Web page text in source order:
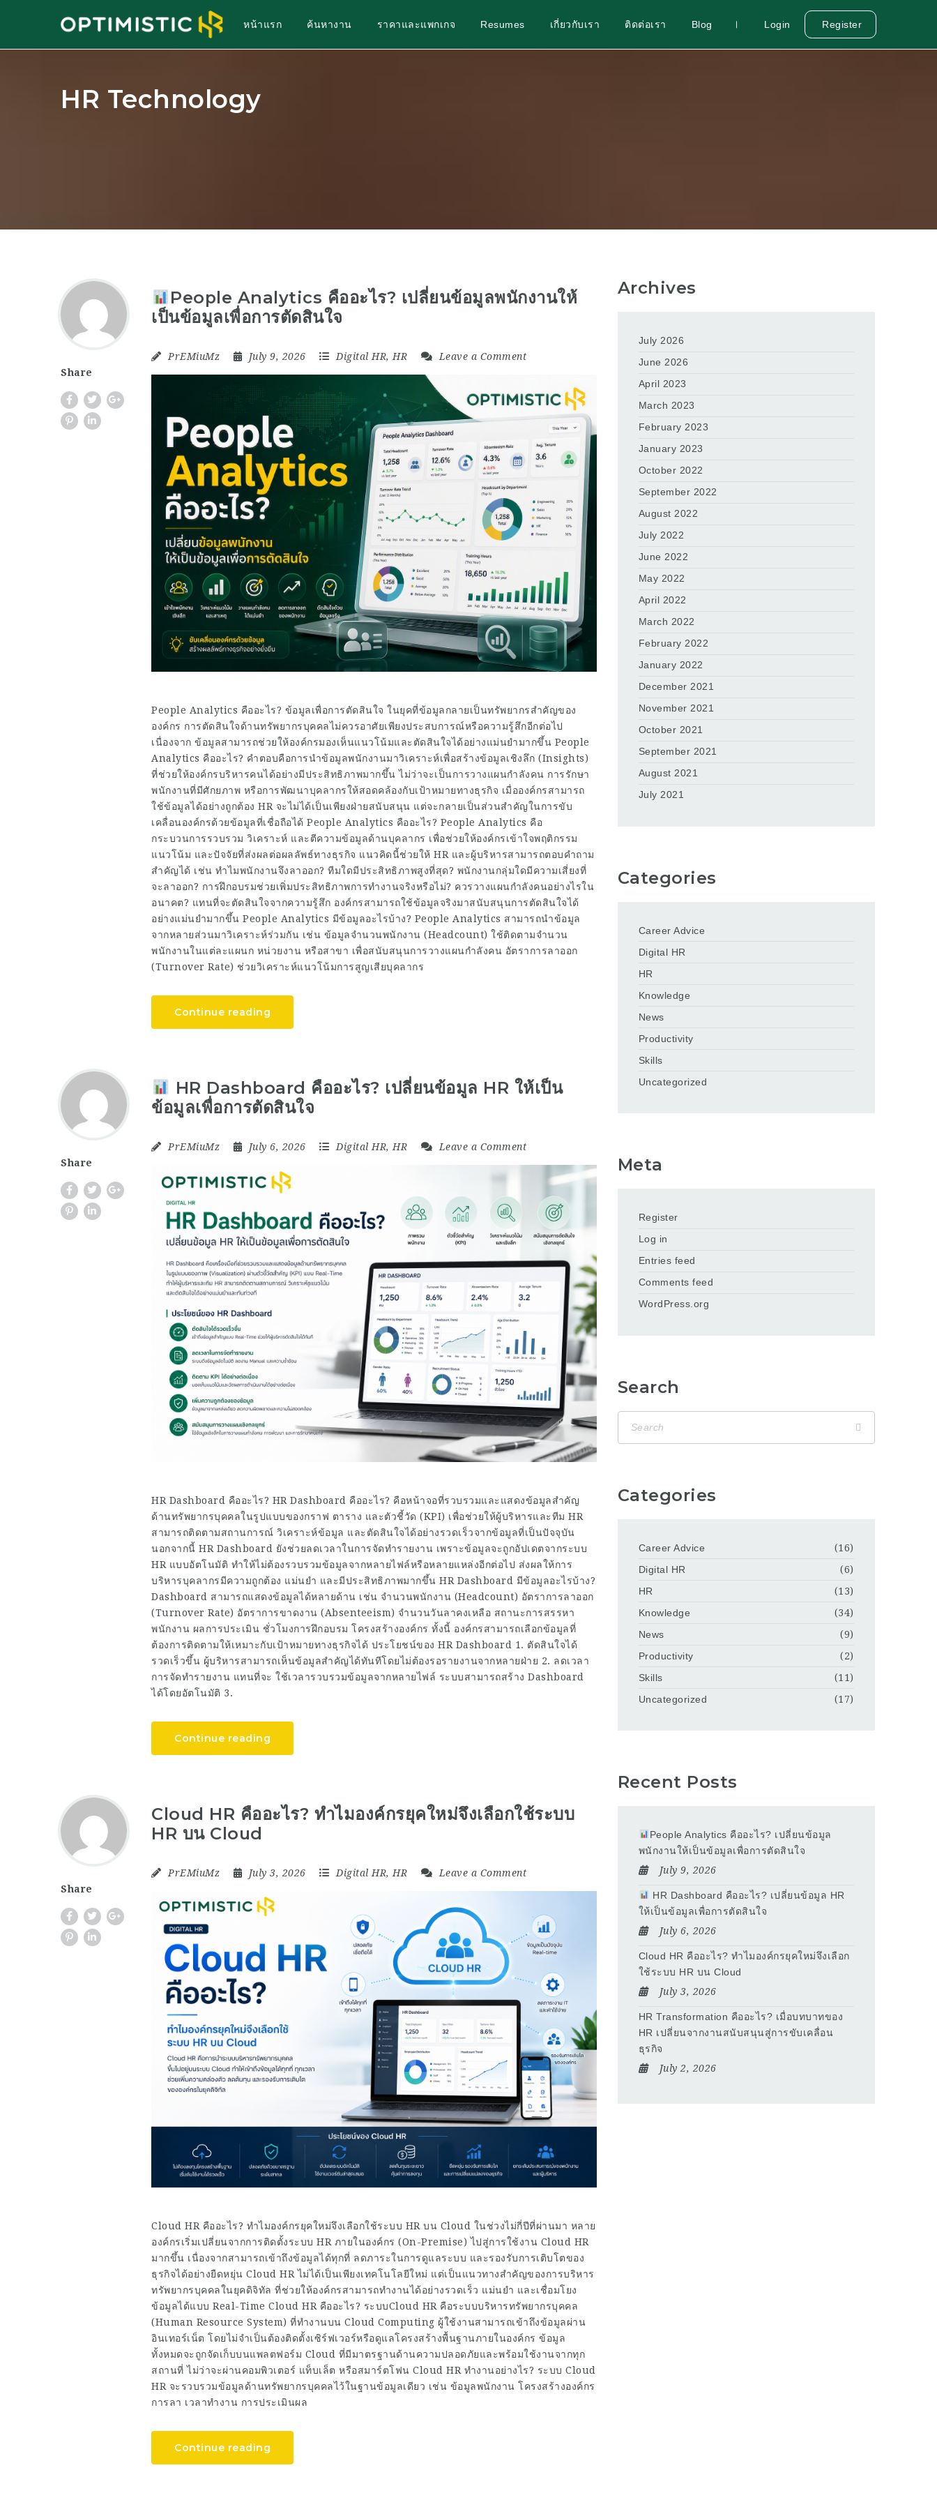
หน้าแรก ค้นหางาน ราคาและแพกเกจ Resumes เกี่ยวกับเรา ติดต่อเรา Blog Login Register
HR Technology
Share
People Analytics คืออะไร? เปลี่ยนข้อมูลพนักงานให้
เป็นข้อมูลเพื่อการตัดสินใจ
PrEMiuMz July 9, 2026 Digital HR, HR Leave a Comment
People Analytics คืออะไร? ข้อมูลเพื่อการตัดสินใจ ในยุคที่ข้อมูลกลายเป็นทรัพยากรสำคัญของ
องค์กร การตัดสินใจด้านทรัพยากรบุคคลไม่ควรอาศัยเพียงประสบการณ์หรือความรู้สึกอีกต่อไป
เนื่องจาก ข้อมูลสามารถช่วยให้องค์กรมองเห็นแนวโน้มและตัดสินใจได้อย่างแม่นยำมากขึ้น People
Analytics คืออะไร? คำตอบคือการนำข้อมูลพนักงานมาวิเคราะห์เพื่อสร้างข้อมูลเชิงลึก (Insights)
ที่ช่วยให้องค์กรบริหารคนได้อย่างมีประสิทธิภาพมากขึ้น ไม่ว่าจะเป็นการวางแผนกำลังคน การรักษา
พนักงานที่มีศักยภาพ หรือการพัฒนาบุคลากรให้สอดคล้องกับเป้าหมายทางธุรกิจ เมื่อองค์กรสามารถ
ใช้ข้อมูลได้อย่างถูกต้อง HR จะไม่ได้เป็นเพียงฝ่ายสนับสนุน แต่จะกลายเป็นส่วนสำคัญในการขับ
เคลื่อนองค์กรด้วยข้อมูลที่เชื่อถือได้ People Analytics คืออะไร? People Analytics คือ
กระบวนการรวบรวม วิเคราะห์ และตีความข้อมูลด้านบุคลากร เพื่อช่วยให้องค์กรเข้าใจพฤติกรรม
แนวโน้ม และปัจจัยที่ส่งผลต่อผลลัพธ์ทางธุรกิจ แนวคิดนี้ช่วยให้ HR และผู้บริหารสามารถตอบคำถาม
สำคัญได้ เช่น ทำไมพนักงานจึงลาออก? ทีมใดมีประสิทธิภาพสูงที่สุด? พนักงานกลุ่มใดมีความเสี่ยงที่
จะลาออก? การฝึกอบรมช่วยเพิ่มประสิทธิภาพการทำงานจริงหรือไม่? ควรวางแผนกำลังคนอย่างไรใน
อนาคต? แทนที่จะตัดสินใจจากความรู้สึก องค์กรสามารถใช้ข้อมูลจริงมาสนับสนุนการตัดสินใจได้
อย่างแม่นยำมากขึ้น People Analytics มีข้อมูลอะไรบ้าง? People Analytics สามารถนำข้อมูล
จากหลายส่วนมาวิเคราะห์ร่วมกัน เช่น ข้อมูลจำนวนพนักงาน (Headcount) ใช้ติดตามจำนวน
พนักงานในแต่ละแผนก หน่วยงาน หรือสาขา เพื่อสนับสนุนการวางแผนกำลังคน อัตราการลาออก
(Turnover Rate) ช่วยวิเคราะห์แนวโน้มการสูญเสียบุคลากร
Continue reading
Share
HR Dashboard คืออะไร? เปลี่ยนข้อมูล HR ให้เป็น
ข้อมูลเพื่อการตัดสินใจ
PrEMiuMz July 6, 2026 Digital HR, HR Leave a Comment
HR Dashboard คืออะไร? HR Dashboard คืออะไร? คือหน้าจอที่รวบรวมและแสดงข้อมูลสำคัญ
ด้านทรัพยากรบุคคลในรูปแบบของกราฟ ตาราง และตัวชี้วัด (KPI) เพื่อช่วยให้ผู้บริหารและทีม HR
สามารถติดตามสถานการณ์ วิเคราะห์ข้อมูล และตัดสินใจได้อย่างรวดเร็วจากข้อมูลที่เป็นปัจจุบัน
นอกจากนี้ HR Dashboard ยังช่วยลดเวลาในการจัดทำรายงาน เพราะข้อมูลจะถูกอัปเดตจากระบบ
HR แบบอัตโนมัติ ทำให้ไม่ต้องรวบรวมข้อมูลจากหลายไฟล์หรือหลายแหล่งอีกต่อไป ส่งผลให้การ
บริหารบุคลากรมีความถูกต้อง แม่นยำ และมีประสิทธิภาพมากขึ้น HR Dashboard มีข้อมูลอะไรบ้าง?
Dashboard สามารถแสดงข้อมูลได้หลายด้าน เช่น จำนวนพนักงาน (Headcount) อัตราการลาออก
(Turnover Rate) อัตราการขาดงาน (Absenteeism) จำนวนวันลาคงเหลือ สถานะการสรรหา
พนักงาน ผลการประเมิน ชั่วโมงการฝึกอบรม โครงสร้างองค์กร ทั้งนี้ องค์กรสามารถเลือกข้อมูลที่
ต้องการติดตามให้เหมาะกับเป้าหมายทางธุรกิจได้ ประโยชน์ของ HR Dashboard 1. ตัดสินใจได้
รวดเร็วขึ้น ผู้บริหารสามารถเห็นข้อมูลสำคัญได้ทันทีโดยไม่ต้องรอรายงานจากหลายฝ่าย 2. ลดเวลา
การจัดทำรายงาน แทนที่จะ ใช้เวลารวบรวมข้อมูลจากหลายไฟล์ ระบบสามารถสร้าง Dashboard
ได้โดยอัตโนมัติ 3.
Continue reading
Share
Cloud HR คืออะไร? ทำไมองค์กรยุคใหม่จึงเลือกใช้ระบบ
HR บน Cloud
PrEMiuMz July 3, 2026 Digital HR, HR Leave a Comment
Cloud HR คืออะไร? ทำไมองค์กรยุคใหม่จึงเลือกใช้ระบบ HR บน Cloud ในช่วงไม่กี่ปีที่ผ่านมา หลาย
องค์กรเริ่มเปลี่ยนจากการติดตั้งระบบ HR ภายในองค์กร (On-Premise) ไปสู่การใช้งาน Cloud HR
มากขึ้น เนื่องจากสามารถเข้าถึงข้อมูลได้ทุกที่ ลดภาระในการดูแลระบบ และรองรับการเติบโตของ
ธุรกิจได้อย่างยืดหยุ่น Cloud HR ไม่ได้เป็นเพียงเทคโนโลยีใหม่ แต่เป็นแนวทางสำคัญของการบริหาร
ทรัพยากรบุคคลในยุคดิจิทัล ที่ช่วยให้องค์กรสามารถทำงานได้อย่างรวดเร็ว แม่นยำ และเชื่อมโยง
ข้อมูลได้แบบ Real-Time Cloud HR คืออะไร? ระบบCloud HR คือระบบบริหารทรัพยากรบุคคล
(Human Resource System) ที่ทำงานบน Cloud Computing ผู้ใช้งานสามารถเข้าถึงข้อมูลผ่าน
อินเทอร์เน็ต โดยไม่จำเป็นต้องติดตั้งเซิร์ฟเวอร์หรือดูแลโครงสร้างพื้นฐานภายในองค์กร ข้อมูล
ทั้งหมดจะถูกจัดเก็บบนแพลตฟอร์ม Cloud ที่มีมาตรฐานด้านความปลอดภัยและพร้อมใช้งานจากทุก
สถานที่ ไม่ว่าจะผ่านคอมพิวเตอร์ แท็บเล็ต หรือสมาร์ตโฟน Cloud HR ทำงานอย่างไร? ระบบ Cloud
HR จะรวบรวมข้อมูลด้านทรัพยากรบุคคลไว้ในฐานข้อมูลเดียว เช่น ข้อมูลพนักงาน โครงสร้างองค์กร
การลา เวลาทำงาน การประเมินผล
Continue reading
Archives
July 2026
June 2026
April 2023
March 2023
February 2023
January 2023
October 2022
September 2022
August 2022
July 2022
June 2022
May 2022
April 2022
March 2022
February 2022
January 2022
December 2021
November 2021
October 2021
September 2021
August 2021
July 2021
Categories
Career Advice
Digital HR
HR
Knowledge
News
Productivity
Skills
Uncategorized
Meta
Register
Log in
Entries feed
Comments feed
WordPress.org
Search
Categories
Career Advice
(16)
Digital HR
(6)
HR
(13)
Knowledge
(34)
News
(9)
Productivity
(2)
Skills
(11)
Uncategorized
(17)
Recent Posts
People Analytics คืออะไร? เปลี่ยนข้อมูล
พนักงานให้เป็นข้อมูลเพื่อการตัดสินใจ
July 9, 2026
HR Dashboard คืออะไร? เปลี่ยนข้อมูล HR
ให้เป็นข้อมูลเพื่อการตัดสินใจ
July 6, 2026
Cloud HR คืออะไร? ทำไมองค์กรยุคใหม่จึงเลือก
ใช้ระบบ HR บน Cloud
July 3, 2026
HR Transformation คืออะไร? เมื่อบทบาทของ
HR เปลี่ยนจากงานสนับสนุนสู่การขับเคลื่อน
ธุรกิจ
July 2, 2026